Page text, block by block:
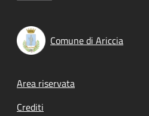
Comune di Ariccia
Footer menu
Area riservata
Crediti